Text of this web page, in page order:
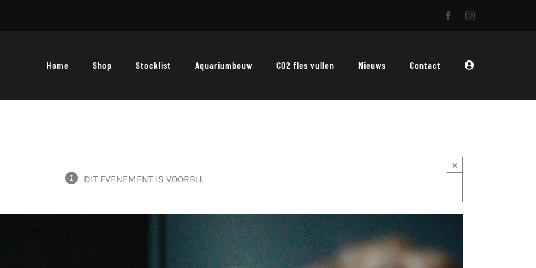
Home Shop Stocklist Aquariumbouw CO2 fles vullen Nieuws Contact
×
DIT EVENEMENT IS VOORBIJ.